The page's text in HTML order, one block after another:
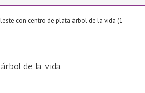
de la vida